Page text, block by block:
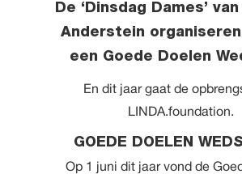
De ‘Dinsdag Dames’
Anderstein
een Goede Doelen
En dit jaar gaat de
LINDA.foundation.
GOEDE DOELEN
Op 1 juni dit jaar vond de